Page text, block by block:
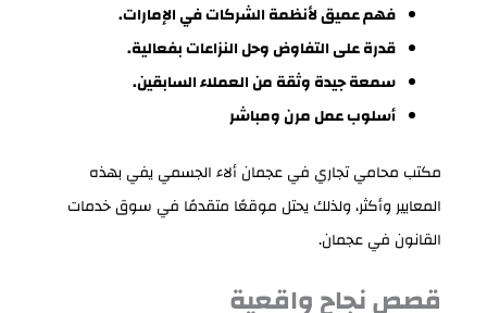
فهم عميق لأنظمة الشركات في الإمارات.
قدرة على التفاوض وحل النزاعات بفعالية.
سمعة جيدة وثقة من العملاء السابقين.
أسلوب عمل مرن ومباشر
مكتب محامي تجاري في عجمان ألاء الجسمي يفي بهذه
المعايير وأكثر، ولذلك يحتل موقعًا متقدمًا في سوق خدمات
القانون في عجمان.
قصص نجاح واقعية